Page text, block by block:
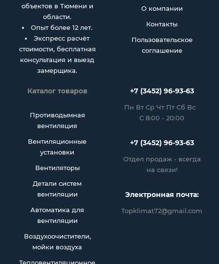
объектов в Тюмени и
области.
Опыт более 12 лет.
Экспресс расчёт
стоимости, бесплатная
консультация и выезд
замерщика.
О компании
Контакты
Пользовательское
соглашение
Каталог товаров
Противодымная
вентиляция
Вентиляционные
установки
Вентиляторы
Детали систем
вентиляции
Автоматика для
вентиляции
Воздухоочистители,
мойки воздуха
+7 (3452) 96-93-63
Пн Вт Ср Чт Пт Сб Вс
С 8:00 - 20:00
+7 (3452) 96-93-63
Отдел продаж - всегда
на связи!
Электронная почта:
Topklimat72@gmail.com